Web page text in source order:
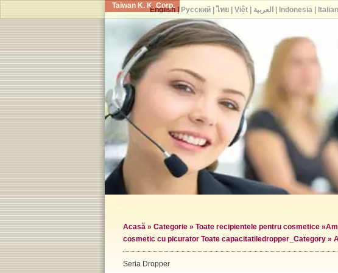
Taiwan K. K. Corp.
Acasă » Categorie » Toate recipientele pentru cosmetice »
cosmetic cu picurator Toate capacitatiledropper_Category »
Seria Dropper
English| Русский| ไทย| Việt| العربية Indonesia|